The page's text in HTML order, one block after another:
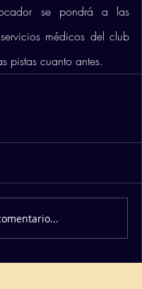
se pondrá a las
médicos del club
pistas cuanto antes.